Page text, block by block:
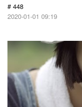
# 448
2020-01-01 09:19